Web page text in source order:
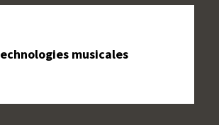
musicales